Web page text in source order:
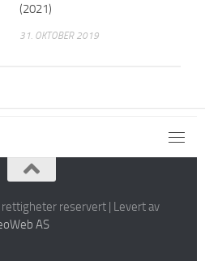
(2021)
31. OKTOBER 2019
reservert | Levert av
AS